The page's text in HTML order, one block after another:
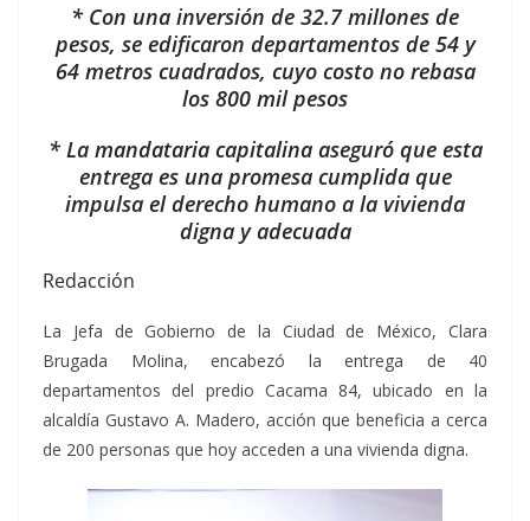
* Con una inversión de 32.7 millones de
pesos, se edificaron departamentos de 54 y
64 metros cuadrados, cuyo costo no rebasa
los 800 mil pesos
* La mandataria capitalina aseguró que esta
entrega es una promesa cumplida que
impulsa el derecho humano a la vivienda
digna y adecuada
Redacción
La Jefa de Gobierno de la Ciudad de México, Clara
Brugada Molina, encabezó la entrega de 40
departamentos del predio Cacama 84, ubicado en la
alcaldía Gustavo A. Madero, acción que beneficia a cerca
de 200 personas que hoy acceden a una vivienda digna.